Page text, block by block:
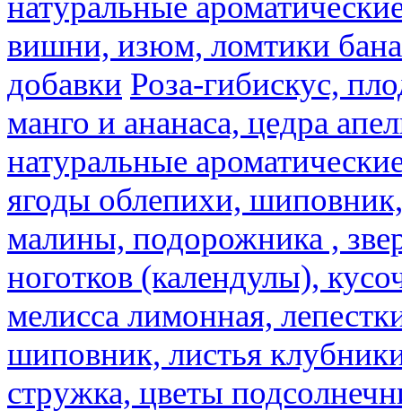
вишни, изюм, ломтики
добавки Роза-гибискус,
манго и ананаса, цедра
натуральные
ягоды облепихи,
малины, подорожника ,
ноготков (календулы),
мелисса лимонная,
шиповник, листья
стружка, цветы